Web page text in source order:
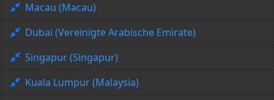
Macau (Macau)
Dubai (Vereinigte Arabische Emirate)
Singapur (Singapur)
Kuala Lumpur (Malaysia)